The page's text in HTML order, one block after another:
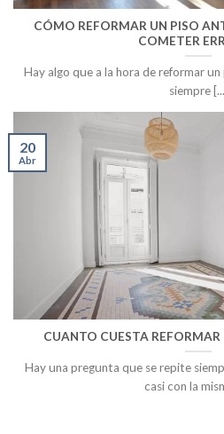
CÓMO REFORMAR UN PISO
COMETER
Hay algo que a la hora de reformar
siempre
CUANTO CUESTA REFORMAR
Hay una pregunta que se repite
casi con la
20
Abr